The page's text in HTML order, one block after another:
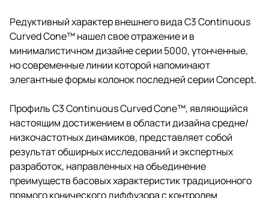
Редуктивный характер внешнего вида C3 Continuous
Curved Cone™ нашел свое отражение и в
минималистичном дизайне серии 5000, утонченные,
но современные линии которой напоминают
элегантные формы колонок последней серии Concept.
Профиль C3 Continuous Curved Cone™, являющийся
настоящим достижением в области дизайна средне/
низкочастотных динамиков, представляет собой
результат обширных исследований и экспертных
разработок, направленных на объединение
преимуществ басовых характеристик традиционного
прямого конического диффузора с контролем